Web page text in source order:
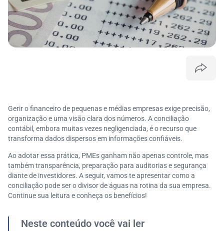
Gerir o financeiro de pequenas e médias empresas exige precisão,
organização e uma visão clara dos números. A conciliação
contábil, embora muitas vezes negligenciada, é o recurso que
transforma dados dispersos em informações confiáveis.
Ao adotar essa prática, PMEs ganham não apenas controle, mas
também transparência, preparação para auditorias e segurança
diante de investidores. A seguir, vamos te apresentar como a
conciliação pode ser o divisor de águas na rotina da sua empresa.
Continue sua leitura e conheça os benefícios!
Neste conteúdo você vai ler